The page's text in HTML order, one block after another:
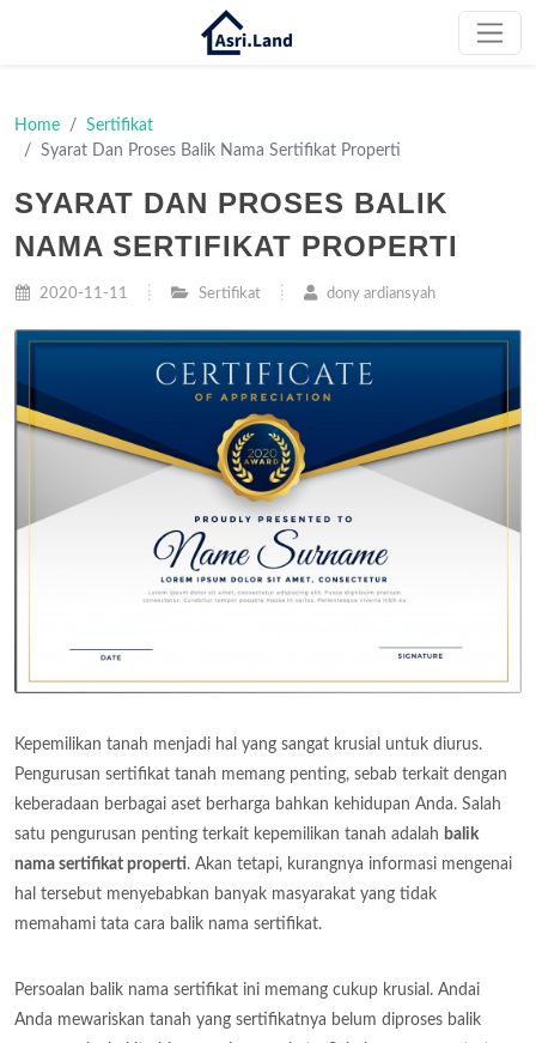
Home
Sertifikat
Syarat Dan Proses Balik Nama Sertifikat Properti
SYARAT DAN PROSES BALIK
NAMA SERTIFIKAT PROPERTI
2020-11-11 Sertifikat dony ardiansyah
Kepemilikan tanah menjadi hal yang sangat krusial untuk diurus.
Pengurusan sertifikat tanah memang penting, sebab terkait dengan
keberadaan berbagai aset berharga bahkan kehidupan Anda. Salah
satu pengurusan penting terkait kepemilikan tanah adalah balik
nama sertifikat properti. Akan tetapi, kurangnya informasi mengenai
hal tersebut menyebabkan banyak masyarakat yang tidak
memahami tata cara balik nama sertifikat.
Persoalan balik nama sertifikat ini memang cukup krusial. Andai
Anda mewariskan tanah yang sertifikatnya belum diproses balik